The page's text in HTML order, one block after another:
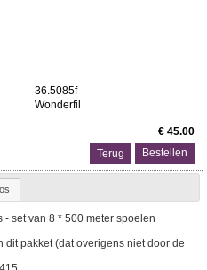
36.5085f
Wonderfil
€ 45.00
Terug
set van 8 * 500 meter spoelen
pakket (dat overigens niet door de